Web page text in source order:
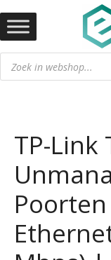
naar
de
inhoud
Producten
zoeken
TP-Link